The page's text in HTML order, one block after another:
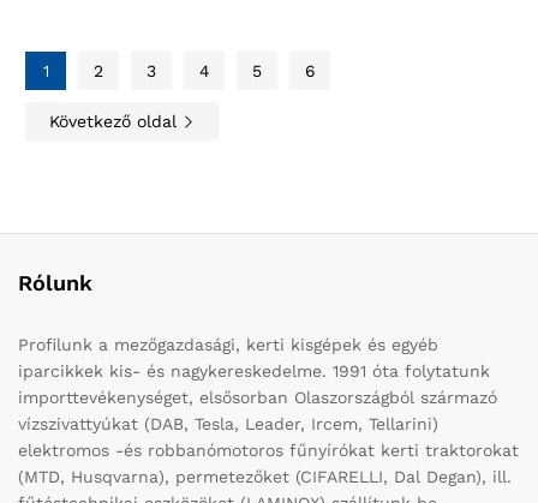
1 2 3 4 5 6
Következő oldal
Rólunk
Profilunk a mezőgazdasági, kerti kisgépek és egyéb
iparcikkek kis- és nagykereskedelme. 1991 óta folytatunk
importtevékenységet, elsősorban Olaszországból származó
vízszivattyúkat (DAB, Tesla, Leader, Ircem, Tellarini)
elektromos -és robbanómotoros fűnyírókat kerti traktorokat
(MTD, Husqvarna), permetezőket (CIFARELLI, Dal Degan), ill.